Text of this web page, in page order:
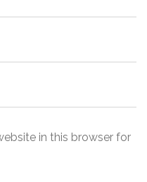
in this browser for